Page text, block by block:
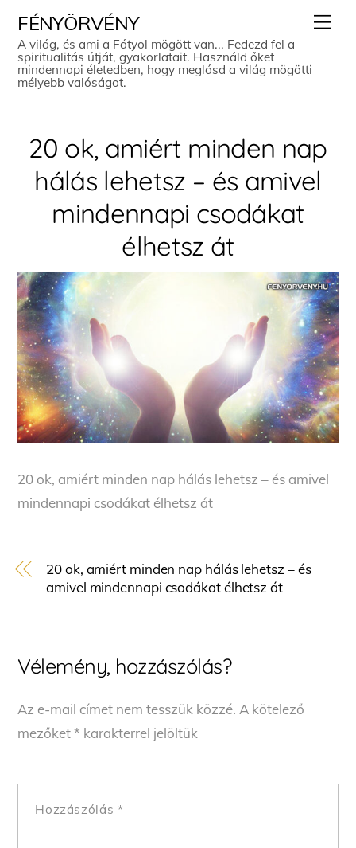
content
FÉNYÖRVÉNY
A világ, és ami a Fátyol mögött van... Fedezd fel a
spiritualitás útját, gyakorlatait. Használd őket
mindennapi életedben, hogy meglásd a világ mögötti
mélyebb valóságot.
20 ok, amiért minden nap
hálás lehetsz – és amivel
mindennapi csodákat
élhetsz át
20 ok, amiért minden nap hálás lehetsz – és amivel
mindennapi csodákat élhetsz át
20 ok, amiért minden nap hálás lehetsz – és
amivel mindennapi csodákat élhetsz át
Vélemény, hozzászólás?
Az e-mail címet nem tesszük közzé. A kötelező
mezőket* karakterrel jelöltük
Hozzászólás *